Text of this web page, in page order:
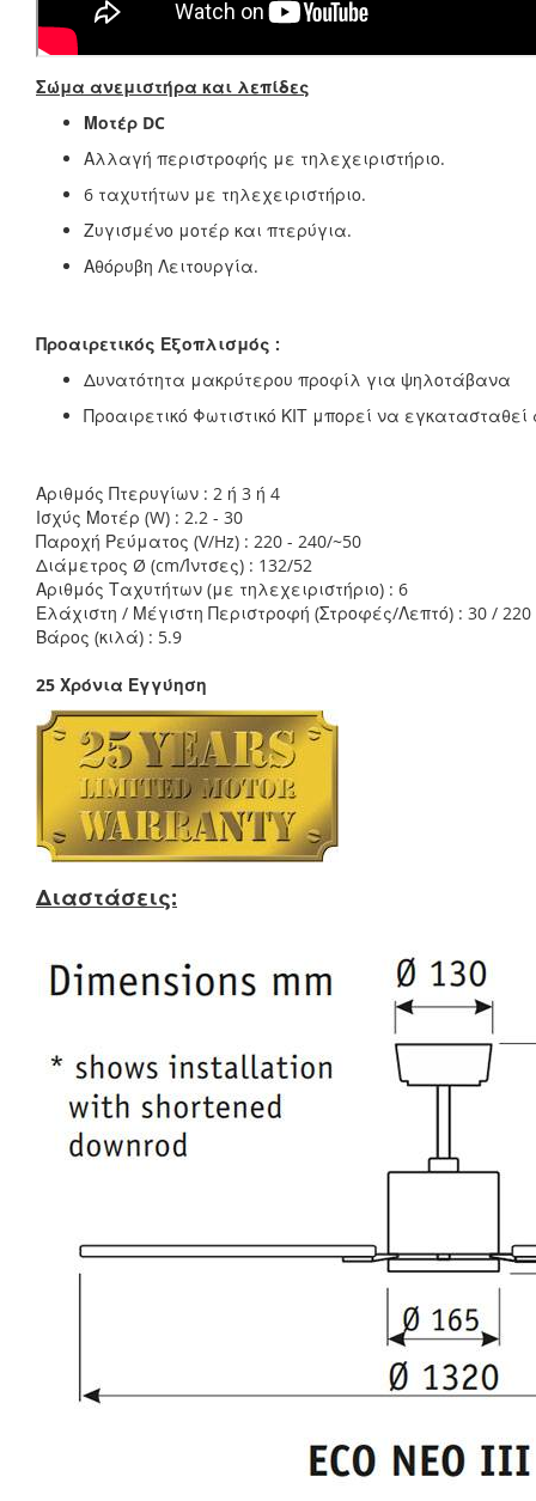
Σώμα ανεμιστήρα και λεπίδες
Μοτέρ DC
Αλλαγή περιστροφής με τηλεχειριστήριο.
6 ταχυτήτων με τηλεχειριστήριο.
Ζυγισμένο μοτέρ και πτερύγια.
Αθόρυβη Λειτουργία.
Προαιρετικός Εξοπλισμός :
Δυνατότητα μακρύτερου προφίλ για ψηλοτάβανα
Προαιρετικό Φωτιστικό ΚΙΤ μπορεί να
Αριθμός Πτερυγίων : 2 ή 3 ή 4
Ισχύς Μοτέρ (W) : 2.2 - 30
Παροχή Ρεύματος (V/Hz) : 220 - 240/~50
Διάμετρος Ø (cm/Ίντσες) : 132/52
Αριθμός Ταχυτήτων (με τηλεχειριστήριο) : 6
Ελάχιστη / Μέγιστη Περιστροφή (Στροφές/Λεπτό) : 30 / 220
Βάρος (κιλά) : 5.9
25 Χρόνια Εγγύηση
Διαστάσεις: